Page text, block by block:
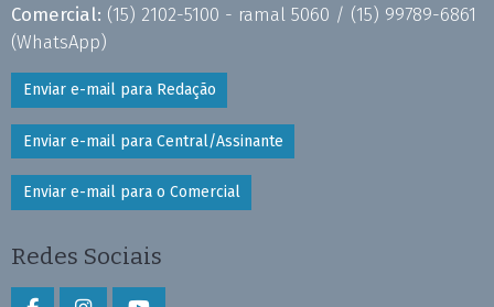
Comercial: (15) 2102-5100 - ramal 5060 / (15) 99789-6861
(WhatsApp)
Enviar e-mail para Redação
Enviar e-mail para Central/Assinante
Enviar e-mail para o Comercial
Redes Sociais